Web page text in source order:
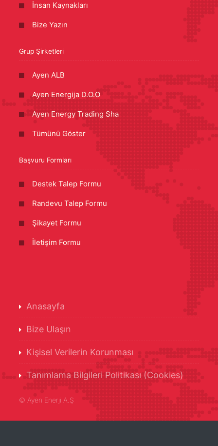
İnsan Kaynakları
Bize Yazın
Grup Şirketleri
Ayen ALB
Ayen Energija D.O.O
Ayen Energy Trading Sha
Tümünü Göster
Başvuru Formları
Destek Talep Formu
Randevu Talep Formu
Şikayet Formu
İletişim Formu
Anasayfa
Bize Ulaşın
Kişisel Verilerin Korunması
Tanımlama Bilgileri Politikası (Cookies)
© Ayen Enerji A.Ş